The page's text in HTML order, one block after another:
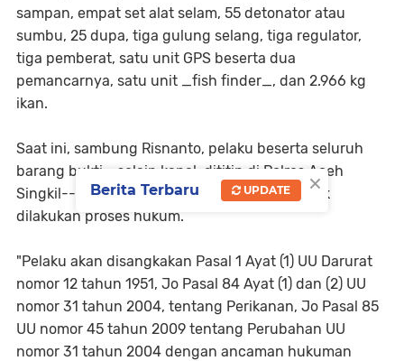
sampan, empat set alat selam, 55 detonator atau
sumbu, 25 dupa, tiga gulung selang, tiga regulator,
tiga pemberat, satu unit GPS beserta dua
pemancarnya, satu unit _fish finder_, dan 2.966 kg
ikan.
Saat ini, sambung Risnanto, pelaku beserta seluruh
barang bukti--selain kapal, dititip di Polres Aceh
Singkil--diamankan ke Mako Ditpolairud untuk
dilakukan proses hukum.
"Pelaku akan disangkakan Pasal 1 Ayat (1) UU Darurat
nomor 12 tahun 1951, Jo Pasal 84 Ayat (1) dan (2) UU
nomor 31 tahun 2004, tentang Perikanan, Jo Pasal 85
UU nomor 45 tahun 2009 tentang Perubahan UU
nomor 31 tahun 2004 dengan ancaman hukuman
×
Berita Terbaru UPDATE